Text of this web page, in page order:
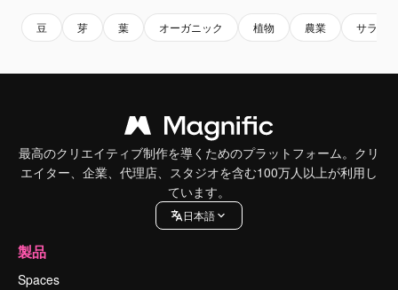
豆 芽 葉 オーガニック 植物 農業 サラダ
最高のクリエイティブ制作を導くためのプラットフォーム。クリ
エイター、企業、代理店、スタジオを含む100万人以上が利用し
ています。
日本語
製品
Spaces